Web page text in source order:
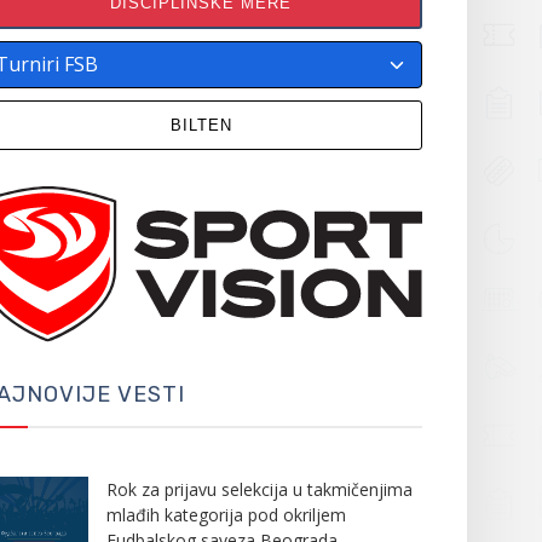
BILTEN
VESTI
Rok za prijavu selekcija u takmičenjima
mlađih kategorija pod okriljem